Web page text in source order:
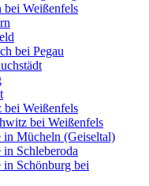
Weißenfels
bei Pegau
Weißenfels
bei Weißenfels
in Mücheln (Geiseltal)
Schleberoda
in Schönburg bei